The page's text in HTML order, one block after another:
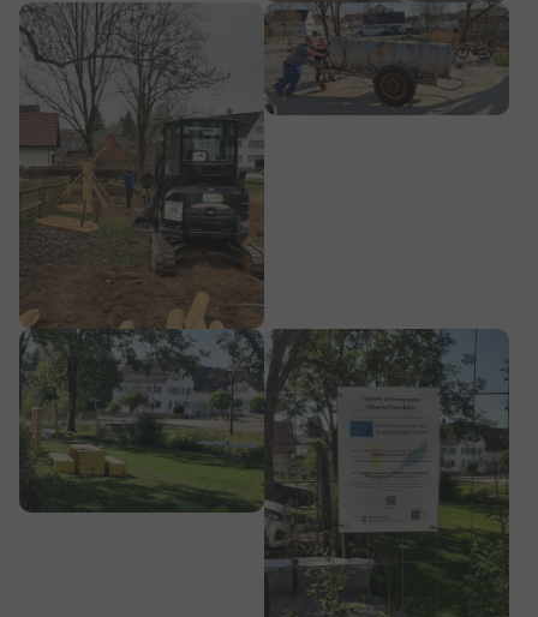
Show larger version Show larger version
Show larger version Show larger version